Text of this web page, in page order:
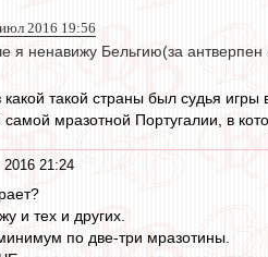
2016 19:56
я ненавижу Бельгию(за антверпен
такой страны был судья
самой мразотной Португалии, в
21:24
и тех и других.
по две-три мразотины.